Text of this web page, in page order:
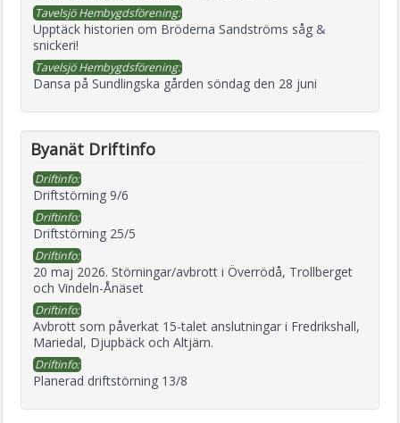
Tavelsjö Hembygdsförening:
Upptäck historien om Bröderna Sandströms såg &
snickeri!
Tavelsjö Hembygdsförening:
Dansa på Sundlingska gården söndag den 28 juni
Byanät Driftinfo
Driftinfo:
Driftstörning 9/6
Driftinfo:
Driftstörning 25/5
Driftinfo:
20 maj 2026. Störningar/avbrott i Överrödå, Trollberget
och Vindeln-Ånäset
Driftinfo:
Avbrott som påverkat 15-talet anslutningar i Fredrikshall,
Mariedal, Djupbäck och Altjärn.
Driftinfo:
Planerad driftstörning 13/8